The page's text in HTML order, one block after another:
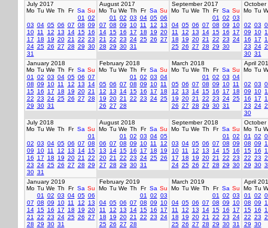
July 2017
Mo Tu We Th Fr Sa Su
01
02
03 04 05 06 07 08 09
10 11 12 13 14 15 16
17
18 19 20 21 22 23
24 25 26 27 28 29 30
31
August 2017
Mo Tu We Th Fr Sa Su
01
02 03 04 05 06
07 08 09 10 11 12
13
14 15 16 17 18 19 20
21
22 23 24 25 26 27
28 29 30 31
September 2017
Mo Tu We Th Fr Sa Su
01
02 03
04 05 06 07 08 09
10
11
12 13 14 15 16
17
18
19 20 21 22 23 24
25 26 27 28 29 30
October
Mo Tu
02 03
09
10
16
17
23 24
30 31
January 2018
Mo Tu We Th Fr Sa Su
01
02 03 04 05 06 07
08 09 10 11 12 13
14
15 16 17 18 19 20 21
22 23 24 25 26 27 28
29 30 31
February 2018
Mo Tu We Th Fr Sa Su
01
02 03 04
05 06 07 08 09 10 11
12
13 14 15 16 17
18
19 20 21 22 23 24 25
26 27 28
March 2018
Mo Tu We Th Fr Sa Su
01
02 03 04
05 06 07 08 09 10 11
12
13 14 15 16 17
18
19 20 21 22 23 24 25
26 27 28 29 30 31
April
Mo Tu
02 03
09
10
16
17
23 24
30
July 2018
Mo Tu We Th Fr Sa Su
01
02 03 04 05 06 07 08
09
10 11 12 13 14 15
16
17 18 19 20 21
22
23 24 25 26 27 28 29
30 31
August 2018
Mo Tu We Th Fr Sa Su
01
02 03 04 05
06 07 08 09 10 11
12
13
14 15 16 17 18
19
20 21 22 23 24 25 26
27 28 29 30 31
September 2018
Mo Tu We Th Fr Sa Su
01
02
03 04 05 06 07 08 09
10 11 12 13 14 15 16
17
18 19 20 21 22 23
24 25 26 27 28 29 30
October
Mo Tu
01
02
08 09
15 16
22 23
29 30
January 2019
Mo Tu We Th Fr Sa Su
01
02 03 04 05 06
07 08 09 10 11 12
13
14 15 16 17 18 19 20
21
22 23 24 25 26 27
28 29 30 31
February 2019
Mo Tu We Th Fr Sa Su
01
02 03
04 05 06 07 08 09
10
11
12 13 14 15 16
17
18
19 20 21 22 23 24
25 26 27 28
March 2019
Mo Tu We Th Fr Sa Su
01
02 03
04 05 06 07 08 09
10
11
12 13 14 15 16
17
18
19 20 21 22 23 24
25 26 27 28 29 30 31
April
Mo Tu
01
02
08 09
15 16
22 23
29 30